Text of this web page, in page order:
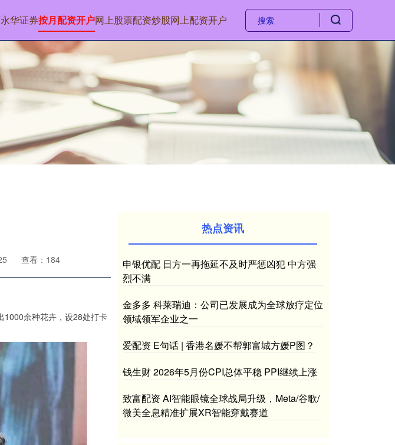
永华证券按月配资开户网上股票配资炒股网上配资开户
查看：184
1000余种花卉，设28处打卡
热点资讯
申银优配 日方一再拖延不及时严惩凶犯 中方强
烈不满
金多多 科莱瑞迪：公司已发展成为全球放疗定位
领域领军企业之一
爱配资 E句话 | 香港名媛不帮郭富城方媛P图？
钱生财 2026年5月份CPI总体平稳 PPI继续上涨
致富配资 AI智能眼镜全球战局升级，Meta/谷歌/
微美全息精准扩展XR智能穿戴赛道